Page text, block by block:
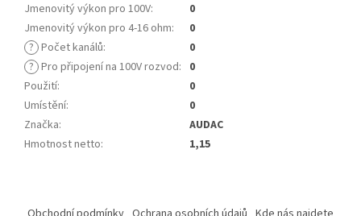
Jmenovitý výkon pro 100V:
0
Jmenovitý výkon pro 4-16 ohm:
0
? Počet kanálů:
0
? Pro připojení na 100V rozvod: 0
Použití:
0
Umístění:
0
Značka:
AUDAC
Hmotnost netto: 1,15